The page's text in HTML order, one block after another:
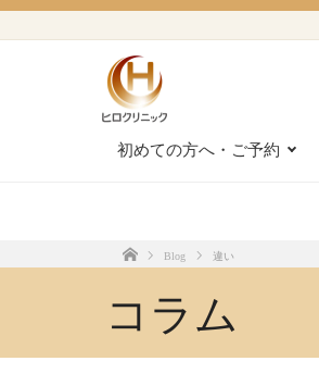
初めての方へ・ご予約
Blog 違い
コラム